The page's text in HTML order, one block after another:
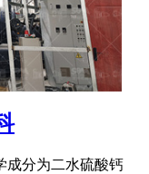
成分为二水硫酸钙